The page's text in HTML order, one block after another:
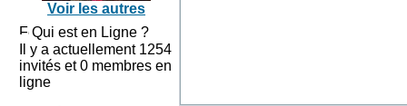
Voir les autres
Qui est en Ligne ?
Il y a actuellement 1254
invités et 0 membres en
ligne